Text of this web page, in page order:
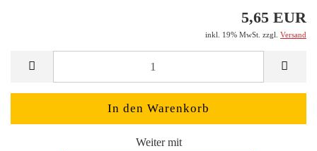
5,65 EUR
inkl. 19% MwSt. zzgl. Versand
Weiter mit